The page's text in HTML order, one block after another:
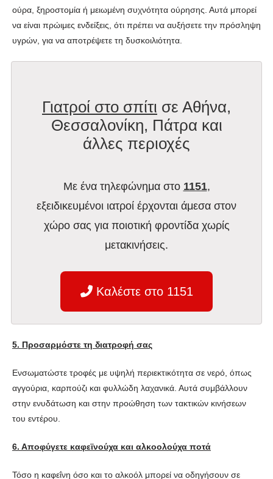
ούρα, ξηροστομία ή μειωμένη συχνότητα ούρησης. Αυτά μπορεί
να είναι πρώιμες ενδείξεις, ότι πρέπει να αυξήσετε την πρόσληψη
υγρών, για να αποτρέψετε τη δυσκοιλιότητα.
Γιατροί στο σπίτι σε Αθήνα,
Θεσσαλονίκη, Πάτρα και
άλλες περιοχές
Με ένα τηλεφώνημα στο 1151,
εξειδικευμένοι ιατροί έρχονται άμεσα στον
χώρο σας για ποιοτική φροντίδα χωρίς
μετακινήσεις.
Καλέστε στο 1151
5. Προσαρμόστε τη διατροφή σας
Ενσωματώστε τροφές με υψηλή περιεκτικότητα σε νερό, όπως
αγγούρια, καρπούζι και φυλλώδη λαχανικά. Αυτά συμβάλλουν
στην ενυδάτωση και στην προώθηση των τακτικών κινήσεων
του εντέρου.
6. Αποφύγετε καφεϊνούχα και αλκοολούχα ποτά
Τόσο η καφεΐνη όσο και το αλκοόλ μπορεί να οδηγήσουν σε